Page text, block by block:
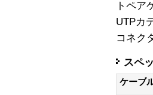
トペア
UTPカ
コネク
スペ
ケーブ